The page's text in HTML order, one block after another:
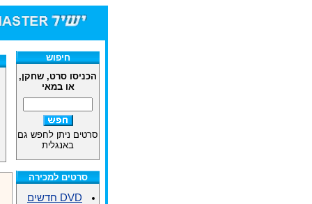
חיפוש
הכניסו סרט, שחקן,
או במאי
סרטים ניתן לחפש גם
באנגלית
סרטים למכירה
DVD חדשים